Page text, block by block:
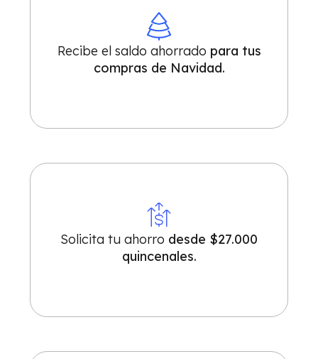
Recibe el saldo ahorrado para tus
compras de Navidad.
Solicita tu ahorro desde $27.000
quincenales.